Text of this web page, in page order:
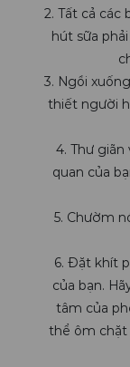
2. Tất cả các
hút sữa
3. Ngồi
thiết người
4. Thư
quan của
5. Chườm
6. Đặt khít
của bạn.
tâm của
thể ôm chặt